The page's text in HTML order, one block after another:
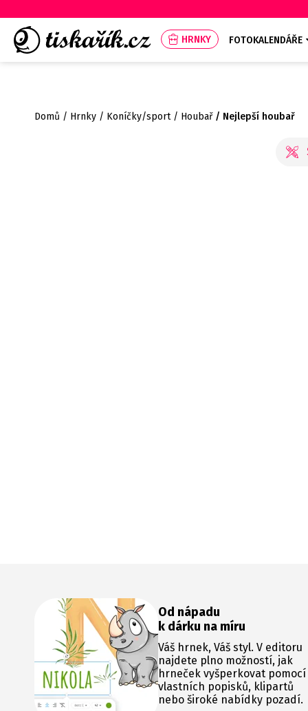
HRNKY FOTOKALENDÁŘE
Domů Hrnky Koníčky/sport Houbař Nejlepší houbař
Od nápadu
k dárku na míru
Váš hrnek, Váš styl. V editoru
najdete plno možností, jak
hrneček vyšperkovat pomocí
vlastních popisků, klipartů
nebo široké nabídky pozadí.